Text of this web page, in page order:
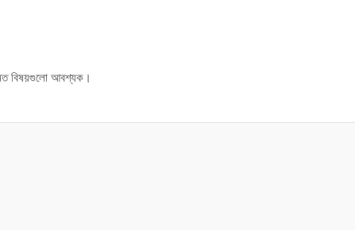
বিষয়গুলো আবশ্যক।